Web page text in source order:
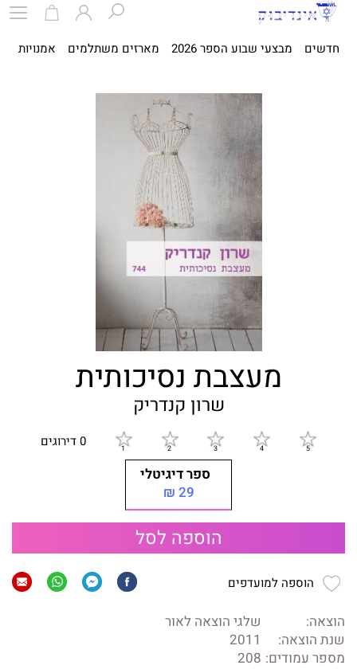
חדשים מבצעי שבוע הספר 2026 מארזים משתלמים אמנויות
מעצבת נסיכותית
שרון קנדריק
0 דירוגים
ספר דיגיטלי
29 ₪
הוספה לסל
הוספה למועדפים
הוצאה:
שלגי הוצאה לאור
שנת הוצאה:
2011
מספר עמודים: 208